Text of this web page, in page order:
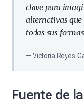
clave para
alternativas
todas sus
Victoria Reyes-
Fuente de